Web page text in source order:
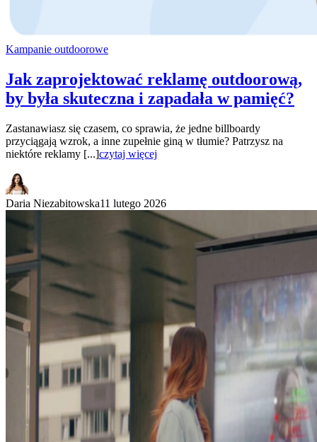
Kampanie outdoorowe
Jak zaprojektować reklamę outdoorową,
by była skuteczna i zapadała w pamięć?
Zastanawiasz się czasem, co sprawia, że jedne billboardy
przyciągają wzrok, a inne zupełnie giną w tłumie? Patrzysz na
niektóre reklamy [...]czytaj więcej
Daria Niezabitowska11 lutego 2026